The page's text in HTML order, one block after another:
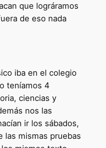
que lográramos
de eso nada
iba en el colegio
teníamos 4
ciencias y
nos las
ir los sábados,
las mismas pruebas